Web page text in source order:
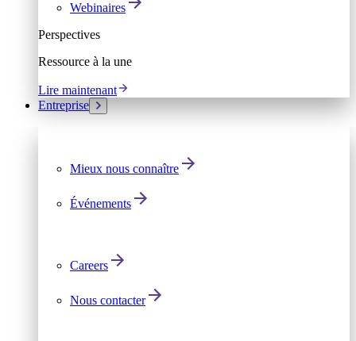
Webinaires
Perspectives
Ressource à la une
Lire maintenant
Entreprise
Mieux nous connaître
Événements
Careers
Nous contacter